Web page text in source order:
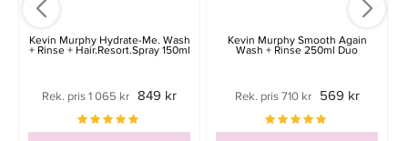
Kevin Murphy Hydrate-Me. Wash
+ Rinse + Hair.Resort.Spray 150ml
Rek. pris 1 065 kr 849 kr
Kevin Murphy Smooth Again
Wash + Rinse 250ml Duo
Rek. pris 710 kr 569 kr